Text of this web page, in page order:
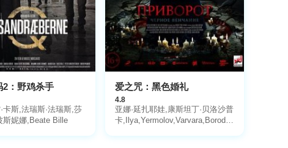
2：野鸡杀手
卡斯,法瑞斯·法瑞斯,莎
斯妮娜,Beate Bille
爱之咒：黑色婚礼
4.8
亚娜·延扎耶娃,康斯坦丁·贝洛沙普
卡,Ilya,Yermolov,Varvara,Borodina,